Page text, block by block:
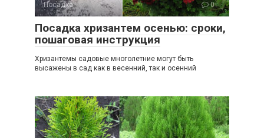
Посадка 0
Посадка хризантем осенью: сроки,
пошаговая инструкция
Хризантемы садовые многолетние могут быть
высажены в сад как в весенний, так и осенний